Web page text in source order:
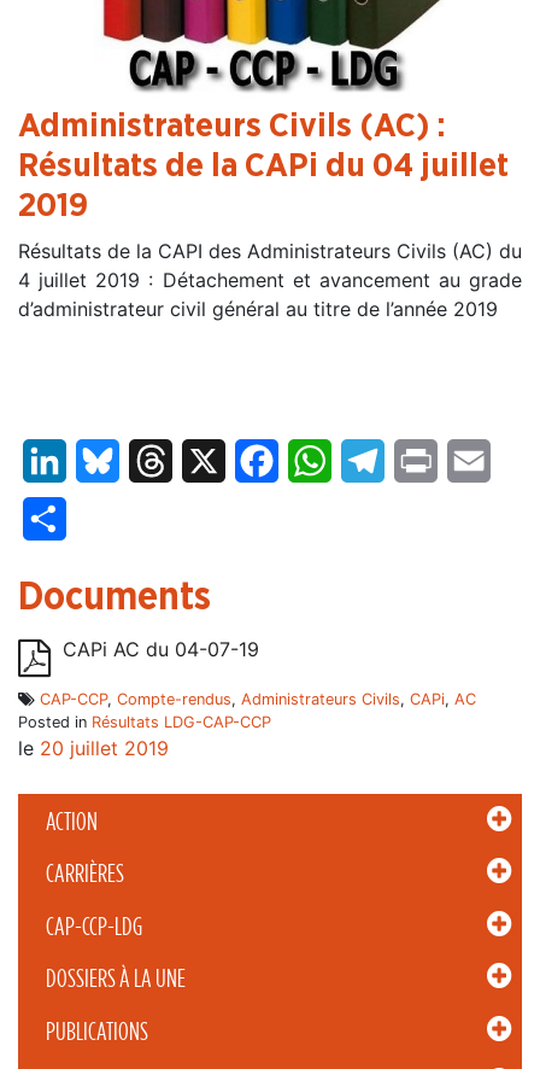
ACTION
CARRIÈRES
CAP-CCP-LDG
DOSSIERS À LA UNE
PUBLICATIONS
Administrateurs Civils (AC) :
Résultats de la CAPi du 04 juillet
2019
Résultats de la CAPI des Administrateurs Civils (AC) du
4 juillet 2019 : Détachement et avancement au grade
d’administrateur civil général au titre de l’année 2019
LinkedInBluesky Threads FacebookWhatsAppTelegram
Print
Documents
CAPi AC du 04-07-19
CAP-CCP, Compte-rendus, Administrateurs Civils, CAPi, AC
Posted in Résultats LDG-CAP-CCP
le 20 juillet 2019